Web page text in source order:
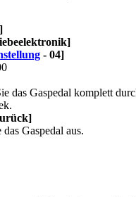
- 04]
das Gaspedal komplett
das Gaspedal aus.